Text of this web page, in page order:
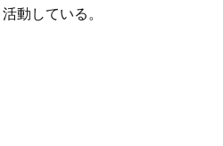
動している。